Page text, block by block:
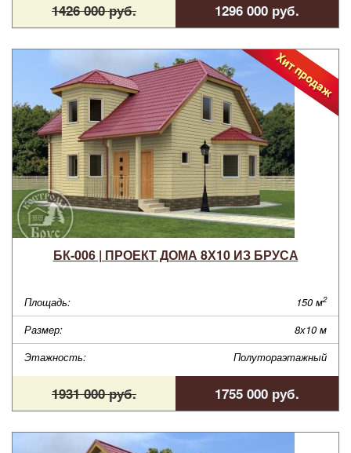
1426 000 руб. 1296 000 руб.
БК-006 | ПРОЕКТ ДОМА 8Х10 ИЗ БРУСА
Площадь: 150 м2
Размер:
8х10 м
Этажность:
Полутораэтажный
1931 000 руб. 1755 000 руб.